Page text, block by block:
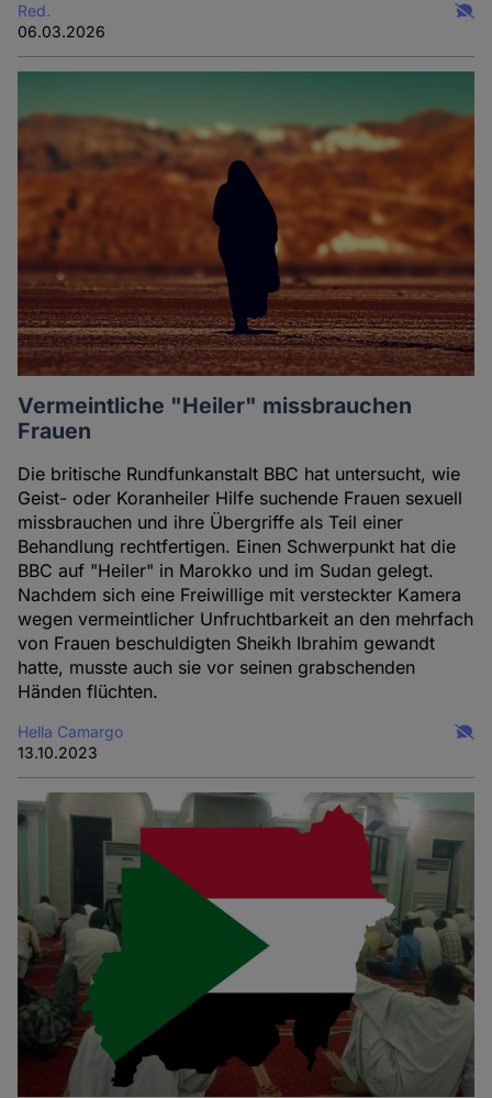
Red.
06.03.2026
Vermeintliche "Heiler" missbrauchen
Frauen
Die britische Rundfunkanstalt BBC hat untersucht, wie
Geist- oder Koranheiler Hilfe suchende Frauen sexuell
missbrauchen und ihre Übergriffe als Teil einer
Behandlung rechtfertigen. Einen Schwerpunkt hat die
BBC auf "Heiler" in Marokko und im Sudan gelegt.
Nachdem sich eine Freiwillige mit versteckter Kamera
wegen vermeintlicher Unfruchtbarkeit an den mehrfach
von Frauen beschuldigten Sheikh Ibrahim gewandt
hatte, musste auch sie vor seinen grabschenden
Händen flüchten.
Hella Camargo
13.10.2023